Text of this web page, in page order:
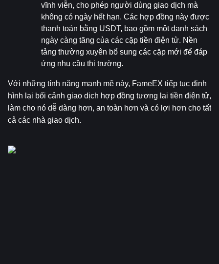
vĩnh viễn, cho phép người dùng giao dịch mà
không có ngày hết hạn. Các hợp đồng này được
thanh toán bằng USDT, bao gồm một danh sách
ngày càng tăng của các cặp tiền điện tử. Nền
tảng thường xuyên bổ sung các cặp mới để đáp
ứng nhu cầu thị trường.
Với những tính năng mạnh mẽ này, FameEX tiếp tục định
hình lại bối cảnh giao dịch hợp đồng tương lai tiền điện tử,
làm cho nó dễ dàng hơn, an toàn hơn và có lợi hơn cho tất
cả các nhà giao dịch.